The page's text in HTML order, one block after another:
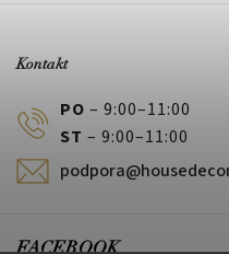
Kontakt
PO – 9:00–11:00
ST – 9:00–11:00
FACEBOOK